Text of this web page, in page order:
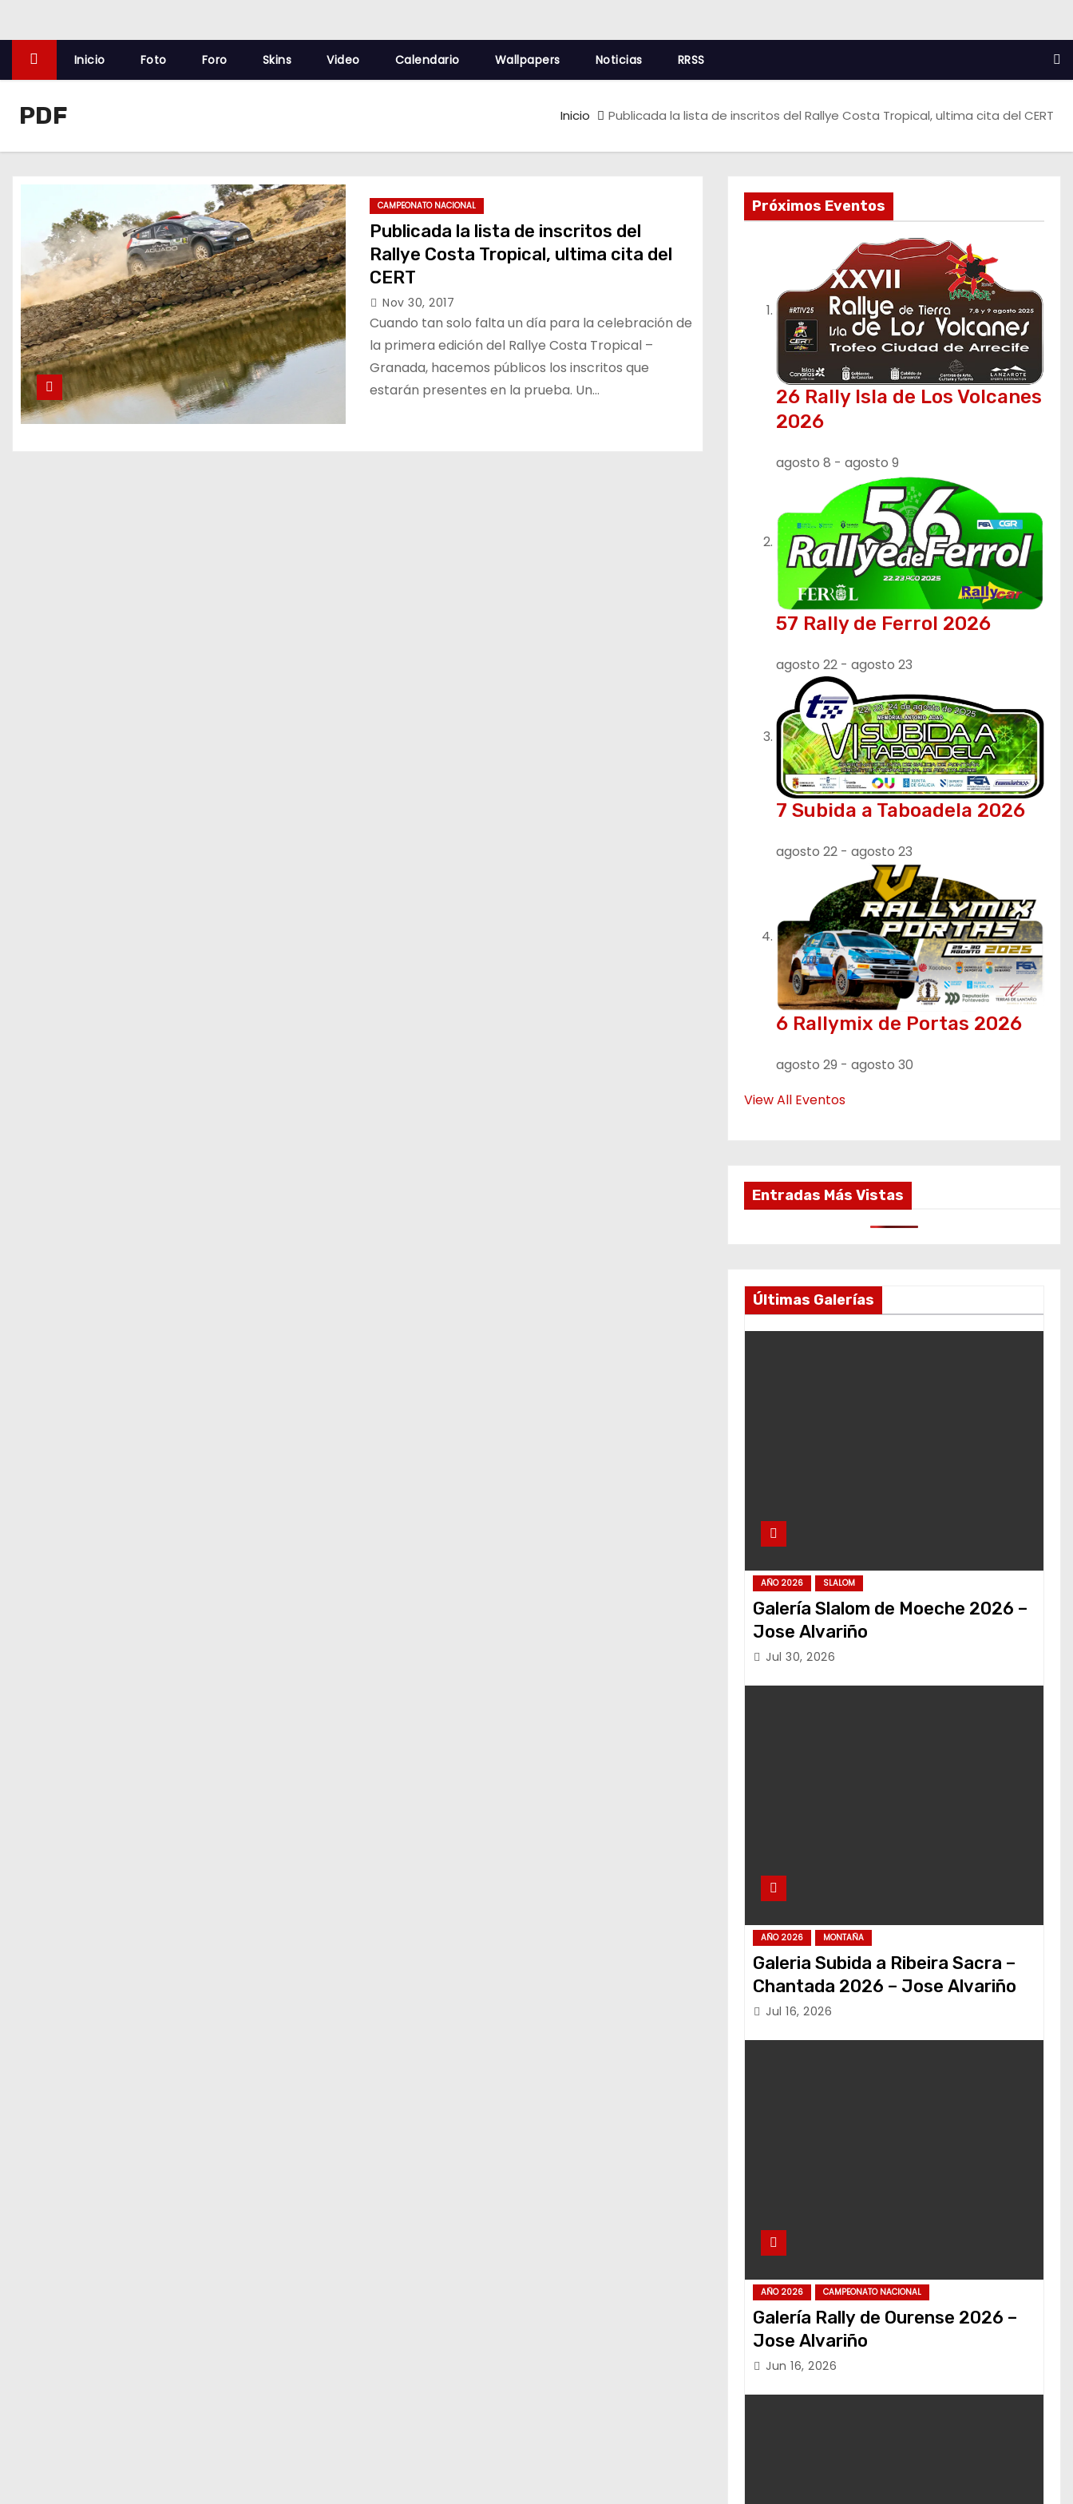
Inicio Foto Foro Skins Video Calendario Wallpapers Noticias RRSS
PDF Inicio Publicada la lista de inscritos del Rallye Costa Tropical, ultima cita del CERT
CAMPEONATO NACIONAL
Publicada la lista de inscritos del
Rallye Costa Tropical, ultima cita del
CERT
Nov 30, 2017
Cuando tan solo falta un día para la celebración de
la primera edición del Rallye Costa Tropical –
Granada, hacemos públicos los inscritos que
estarán presentes en la prueba. Un…
Próximos Eventos
26 Rally Isla de Los Volcanes
2026
agosto 8 - agosto 9
57 Rally de Ferrol 2026
agosto 22 - agosto 23
7 Subida a Taboadela 2026
agosto 22 - agosto 23
6 Rallymix de Portas 2026
agosto 29 - agosto 30
View All Eventos
Entradas Más Vistas
Últimas Galerías
AÑO 2026 SLALOM
Galería Slalom de Moeche 2026 –
Jose Alvariño
Jul 30, 2026
AÑO 2026 MONTAÑA
Galeria Subida a Ribeira Sacra –
Chantada 2026 – Jose Alvariño
Jul 16, 2026
AÑO 2026 CAMPEONATO NACIONAL
Galería Rally de Ourense 2026 –
Jose Alvariño
Jun 16, 2026